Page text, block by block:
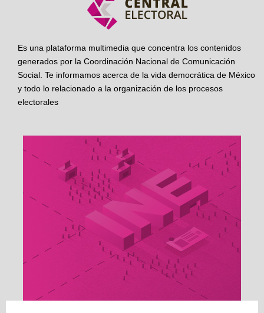
Es una plataforma multimedia que concentra los contenidos
generados por la Coordinación Nacional de Comunicación
Social. Te informamos acerca de la vida democrática de México
y todo lo relacionado a la organización de los procesos
electorales